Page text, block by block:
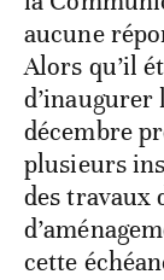
aucune
Alors qu’il
d’inaugurer
décembre
plusieurs
des travaux
cette